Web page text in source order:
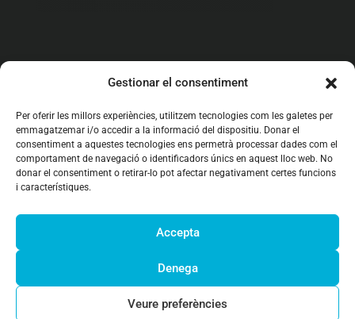
Gestionar el consentiment
Per oferir les millors experiències, utilitzem tecnologies com les galetes per
emmagatzemar i/o accedir a la informació del dispositiu. Donar el
consentiment a aquestes tecnologies ens permetrà processar dades com el
comportament de navegació o identificadors únics en aquest lloc web. No
donar el consentiment o retirar-lo pot afectar negativament certes funcions
i característiques.
Accepta
Denega
Veure preferències
info@arrova.cat

C/ Girona 161 bajos
08402 Granollers (BCN)

   
2026 Arrova Internet Agency, S.L. |